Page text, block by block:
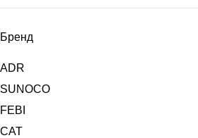
Бренд
ADR
SUNOCO
FEBI
CAT